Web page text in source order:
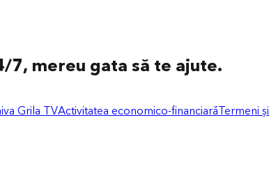
mereu gata să te ajute.
Grila TVActivitatea economico-financiarăTermeni